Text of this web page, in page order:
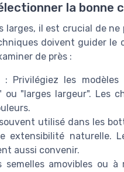
la bonne
larges, il est crucial de
doivent guider
de près :
: Privilégiez les
"larges largeur". Les
utilisé dans les
naturelle.
aussi convenir.
semelles amovibles ou